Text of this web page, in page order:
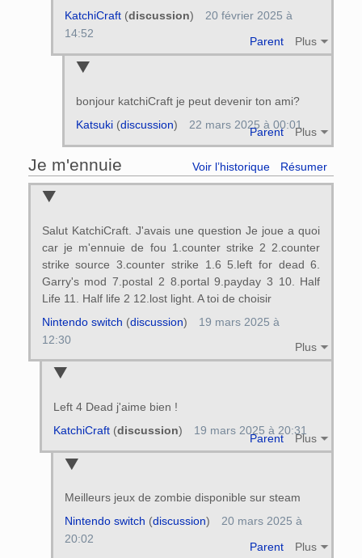
Parent Plus
KatchiCraft(discussion)
20 février 2025 à
14:52
bonjour katchiCraft je peut devenir ton ami?
Parent Plus
Katsuki(discussion) 22 mars 2025 à 00:01
Je m'ennuie Voir l’historique Résumer
Salut KatchiCraft. J'avais une question Je joue a quoi
car je m'ennuie de fou 1.counter strike 2 2.counter
strike source 3.counter strike 1.6 5.left for dead 6.
Garry's mod 7.postal 2 8.portal 9.payday 3 10. Half
Life 11. Half life 2 12.lost light. A toi de choisir
Plus
Nintendo switch (discussion)
19 mars 2025 à
12:30
Left 4 Dead j'aime bien !
Parent Plus
KatchiCraft(discussion) 19 mars 2025 à 20:31
Meilleurs jeux de zombie disponible sur steam
Parent Plus
Nintendo switch (discussion)
20 mars 2025 à
20:02